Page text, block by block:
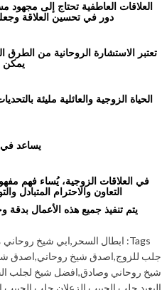
العلاقات العاطفية تحتاج إلى
دور في تحسين العلاقة
تعتبر الاستشارة الروحانية من الطرق
يمكن
الحياة الزوجية والعائلية مليئة
يساعد في
في العلاقات الزوجية، يُساء فهم
التعاون والاحترام المتبادل
يتم تنفيذ جميع هذه الأعمال بدقة
Tags: ابطال السحر ,ابي شيخ
جلب للزوج,اصدق شيخ روحاني,اصدق
شيخ روحاني وصادق,افضل شيخ لجلب